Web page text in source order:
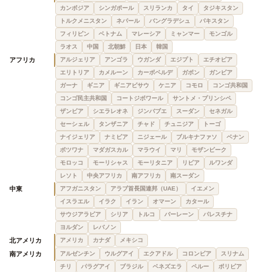
カンボジア
シンガポール スリランカ タイ
タジキスタン
トルクメニスタン
ネパール バングラデシュ
パキスタン
フィリピン
ベトナム マレーシア ミャンマー
モンゴル
ラオス
中国 北朝鮮 日本 韓国
アフリカ アルジェリア アンゴラ ウガンダ エジプト
エチオピア
エリトリア
カメルーン カーボベルデ ガボン
ガンビア
ガーナ
ギニア ギニアビサウ ケニア コモロ
コンゴ共和国
コンゴ民主共和国
コートジボワール
サントメ・プリンシペ
ザンビア
シエラレオネ ジンバブエ スーダン
セネガル
セーシェル
タンザニア チャド チュニジア
トーゴ
ナイジェリア
ナミビア ニジェール ブルキナファソ
ベナン
ボツワナ
マダガスカル マラウイ マリ
モザンビーク
モロッコ
モーリシャス モーリタニア リビア
ルワンダ
レソト
中央アフリカ 南アフリカ 南スーダン
中東 アフガニスタン アラブ首長国連邦（UAE）
イエメン
イスラエル
イラク イラン オマーン
カタール
サウジアラビア
シリア トルコ バーレーン
パレスチナ
ヨルダン
レバノン
北アメリカ アメリカ カナダ メキシコ
南アメリカ アルゼンチン ウルグアイ エクアドル コロンビア
スリナム
チリ
パラグアイ ブラジル ベネズエラ ペルー ボリビア